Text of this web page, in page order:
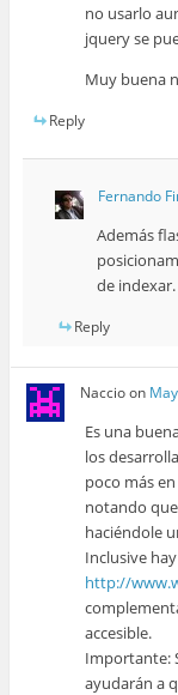
no usarlo
jquery se
Muy buena
Reply
Fernando
Además
de indexar.
Reply
Naccioon
Es una
los
poco más
notando
haciéndole
Inclusive
http://
accesible.
Importante:
ayudarán a